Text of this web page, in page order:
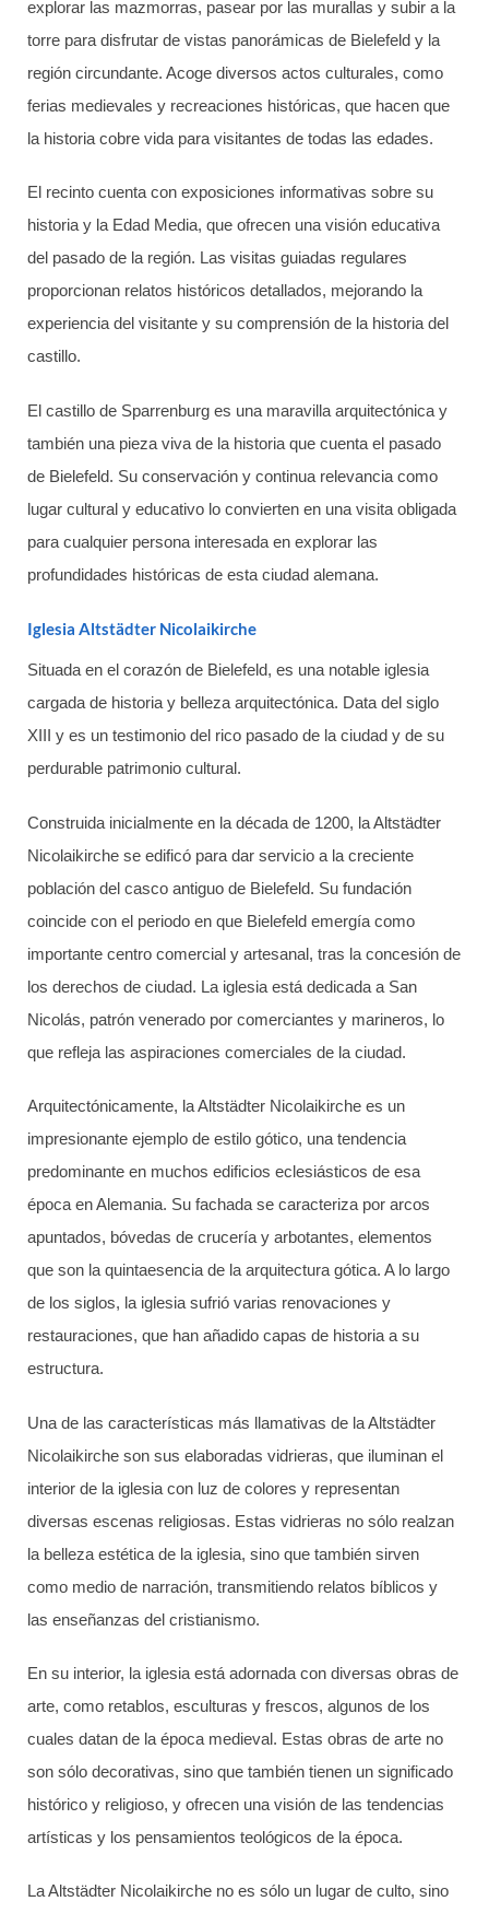
explorar las mazmorras, pasear por las murallas y subir a la
torre para disfrutar de vistas panorámicas de Bielefeld y la
región circundante. Acoge diversos actos culturales, como
ferias medievales y recreaciones históricas, que hacen que
la historia cobre vida para visitantes de todas las edades.
El recinto cuenta con exposiciones informativas sobre su
historia y la Edad Media, que ofrecen una visión educativa
del pasado de la región. Las visitas guiadas regulares
proporcionan relatos históricos detallados, mejorando la
experiencia del visitante y su comprensión de la historia del
castillo.
El castillo de Sparrenburg es una maravilla arquitectónica y
también una pieza viva de la historia que cuenta el pasado
de Bielefeld. Su conservación y continua relevancia como
lugar cultural y educativo lo convierten en una visita obligada
para cualquier persona interesada en explorar las
profundidades históricas de esta ciudad alemana.
Iglesia Altstädter Nicolaikirche
Situada en el corazón de Bielefeld, es una notable iglesia
cargada de historia y belleza arquitectónica. Data del siglo
XIII y es un testimonio del rico pasado de la ciudad y de su
perdurable patrimonio cultural.
Construida inicialmente en la década de 1200, la Altstädter
Nicolaikirche se edificó para dar servicio a la creciente
población del casco antiguo de Bielefeld. Su fundación
coincide con el periodo en que Bielefeld emergía como
importante centro comercial y artesanal, tras la concesión de
los derechos de ciudad. La iglesia está dedicada a San
Nicolás, patrón venerado por comerciantes y marineros, lo
que refleja las aspiraciones comerciales de la ciudad.
Arquitectónicamente, la Altstädter Nicolaikirche es un
impresionante ejemplo de estilo gótico, una tendencia
predominante en muchos edificios eclesiásticos de esa
época en Alemania. Su fachada se caracteriza por arcos
apuntados, bóvedas de crucería y arbotantes, elementos
que son la quintaesencia de la arquitectura gótica. A lo largo
de los siglos, la iglesia sufrió varias renovaciones y
restauraciones, que han añadido capas de historia a su
estructura.
Una de las características más llamativas de la Altstädter
Nicolaikirche son sus elaboradas vidrieras, que iluminan el
interior de la iglesia con luz de colores y representan
diversas escenas religiosas. Estas vidrieras no sólo realzan
la belleza estética de la iglesia, sino que también sirven
como medio de narración, transmitiendo relatos bíblicos y
las enseñanzas del cristianismo.
En su interior, la iglesia está adornada con diversas obras de
arte, como retablos, esculturas y frescos, algunos de los
cuales datan de la época medieval. Estas obras de arte no
son sólo decorativas, sino que también tienen un significado
histórico y religioso, y ofrecen una visión de las tendencias
artísticas y los pensamientos teológicos de la época.
La Altstädter Nicolaikirche no es sólo un lugar de culto, sino